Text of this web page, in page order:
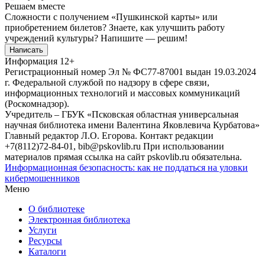
Решаем вместе
Сложности с получением «Пушкинской карты» или
приобретением билетов? Знаете, как улучшить работу
учреждений культуры? Напишите — решим!
Написать
Информация 12+
Регистрационный номер Эл № ФС77-87001 выдан 19.03.2024
г. Федеральной службой по надзору в сфере связи,
информационных технологий и массовых коммуникаций
(Роскомнадзор).
Учредитель – ГБУК «Псковская областная универсальная
научная библиотека имени Валентина Яковлевича Курбатова»
Главный редактор Л.О. Егорова. Контакт редакции
+7(8112)72-84-01, bib@pskovlib.ru При использовании
материалов прямая ссылка на сайт pskovlib.ru обязательна.
Информационная безопасность: как не поддаться на уловки
кибермошенников
Меню
О библиотеке
Электронная библиотека
Услуги
Ресурсы
Каталоги